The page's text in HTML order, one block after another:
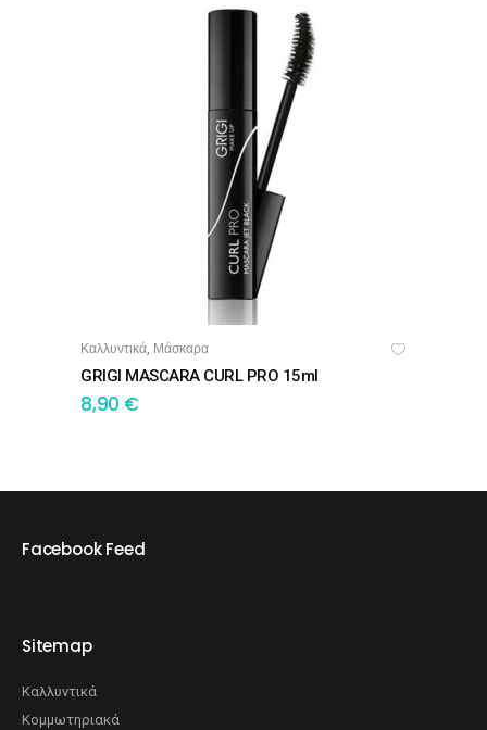
ΠΡΟΣΘΉΚΗ ΣΤΟ ΚΑΛΆΘΙ
Καλλυντικά, Μάσκαρα
GRIGI MASCARA CURL PRO 15ml
8,90 €
Facebook Feed
Sitemap
Καλλυντικά
Κομμωτηριακά